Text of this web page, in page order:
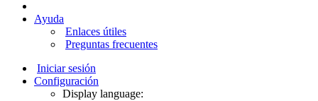
Ayuda
Enlaces útiles
Preguntas frecuentes
Iniciar sesión
Configuración
Display language: